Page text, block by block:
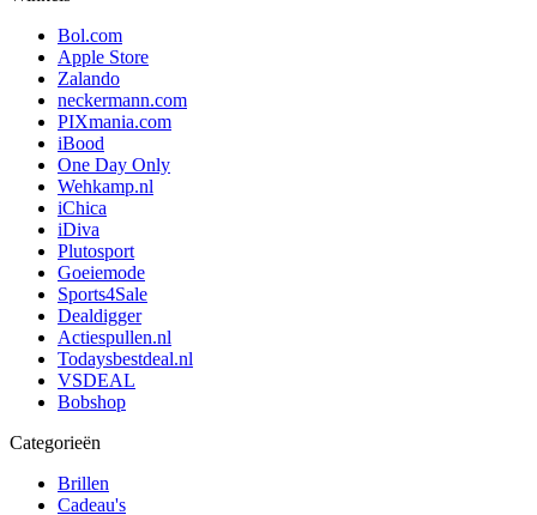
Bol.com
Apple Store
Zalando
neckermann.com
PIXmania.com
iBood
One Day Only
Wehkamp.nl
iChica
iDiva
Plutosport
Goeiemode
Sports4Sale
Dealdigger
Actiespullen.nl
Todaysbestdeal.nl
VSDEAL
Bobshop
Categorieën
Brillen
Cadeau's